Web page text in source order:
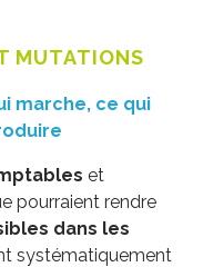
MUTATIONS
marche, ce qui
et
pourraient rendre
dans les
systématiquement